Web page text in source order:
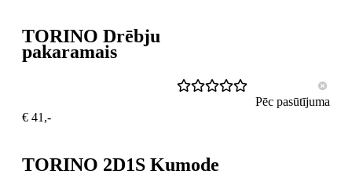
TORINO Drēbju
pakaramais
Pēc pasūtījuma
€ 41,-
TORINO 2D1S Kumode